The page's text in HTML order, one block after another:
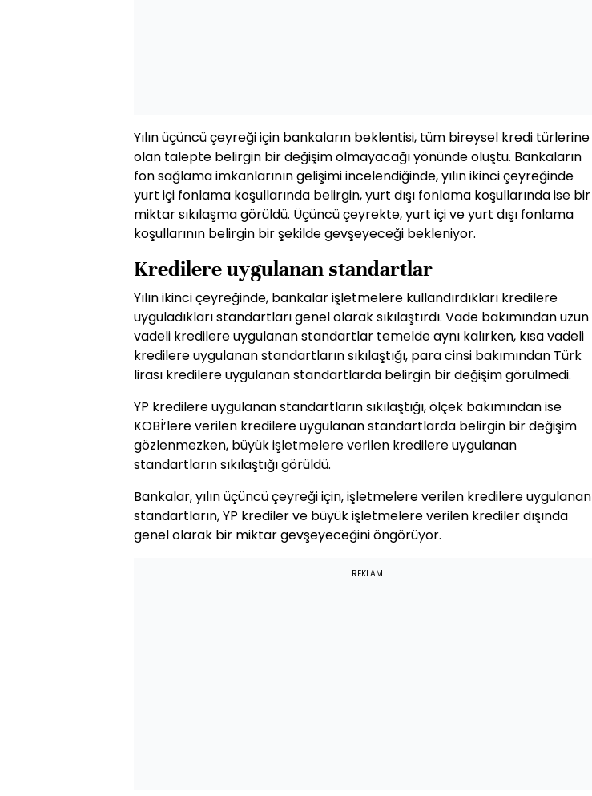
Yılın üçüncü çeyreği için bankaların beklentisi, tüm bireysel kredi türlerine
olan talepte belirgin bir değişim olmayacağı yönünde oluştu. Bankaların
fon sağlama imkanlarının gelişimi incelendiğinde, yılın ikinci çeyreğinde
yurt içi fonlama koşullarında belirgin, yurt dışı fonlama koşullarında ise bir
miktar sıkılaşma görüldü. Üçüncü çeyrekte, yurt içi ve yurt dışı fonlama
koşullarının belirgin bir şekilde gevşeyeceği bekleniyor.
Kredilere uygulanan standartlar
Yılın ikinci çeyreğinde, bankalar işletmelere kullandırdıkları kredilere
uyguladıkları standartları genel olarak sıkılaştırdı. Vade bakımından uzun
vadeli kredilere uygulanan standartlar temelde aynı kalırken, kısa vadeli
kredilere uygulanan standartların sıkılaştığı, para cinsi bakımından Türk
lirası kredilere uygulanan standartlarda belirgin bir değişim görülmedi.
YP kredilere uygulanan standartların sıkılaştığı, ölçek bakımından ise
KOBİ’lere verilen kredilere uygulanan standartlarda belirgin bir değişim
gözlenmezken, büyük işletmelere verilen kredilere uygulanan
standartların sıkılaştığı görüldü.
Bankalar, yılın üçüncü çeyreği için, işletmelere verilen kredilere uygulanan
standartların, YP krediler ve büyük işletmelere verilen krediler dışında
genel olarak bir miktar gevşeyeceğini öngörüyor.
REKLAM